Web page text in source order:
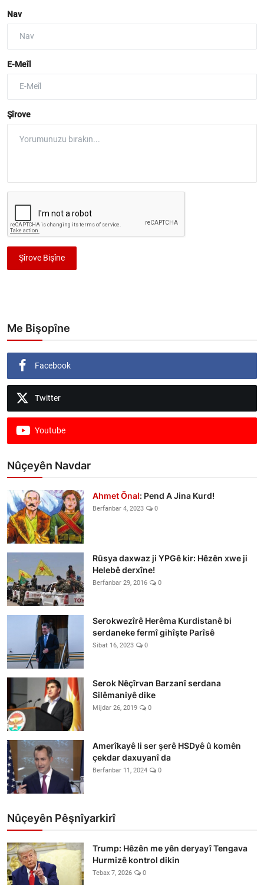
Nav
E-Meîl
Şîrove
Şîrove Bişîne
Me Bişopîne
Facebook
Twitter
Youtube
Nûçeyên Navdar
Ahmet Önal: Pend A Jina Kurd!
Berfanbar 4, 2023 0
Rûsya daxwaz ji YPGê kir: Hêzên xwe ji
Helebê derxîne!
Berfanbar 29, 2016 0
Serokwezîrê Herêma Kurdistanê bi
serdaneke fermî gihîşte Parîsê
Sibat 16, 2023 0
Serok Nêçîrvan Barzanî serdana
Silêmaniyê dike
Mijdar 26, 2019 0
Amerîkayê li ser şerê HSDyê û komên
çekdar daxuyanî da
Berfanbar 11, 2024 0
Nûçeyên Pêşnîyarkirî
Trump: Hêzên me yên deryayî Tengava
Hurmizê kontrol dikin
Tebax 7, 2026 0